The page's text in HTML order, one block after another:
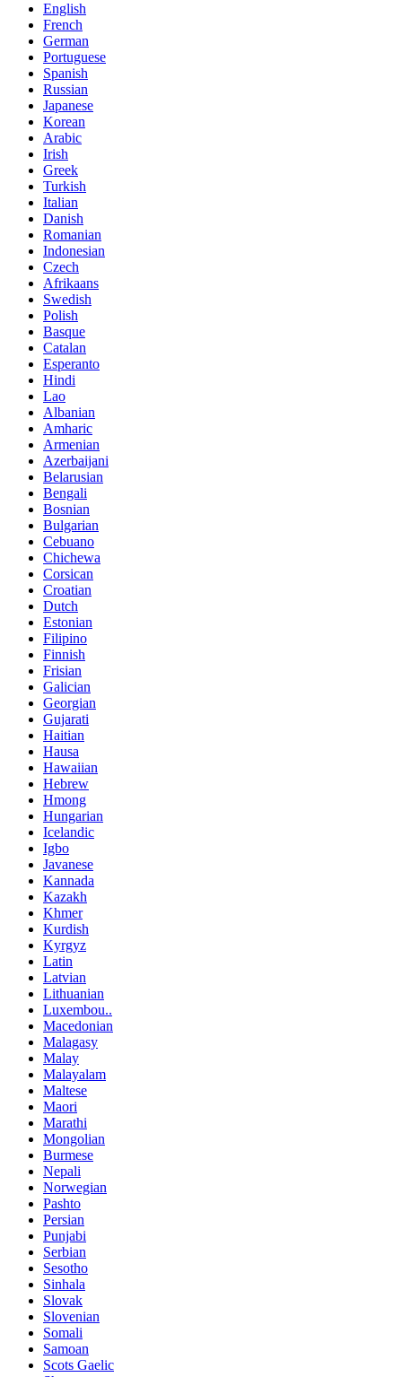
English
French
German
Portuguese
Spanish
Russian
Japanese
Korean
Arabic
Irish
Greek
Turkish
Italian
Danish
Romanian
Indonesian
Czech
Afrikaans
Swedish
Polish
Basque
Catalan
Esperanto
Hindi
Lao
Albanian
Amharic
Armenian
Azerbaijani
Belarusian
Bengali
Bosnian
Bulgarian
Cebuano
Chichewa
Corsican
Croatian
Dutch
Estonian
Filipino
Finnish
Frisian
Galician
Georgian
Gujarati
Haitian
Hausa
Hawaiian
Hebrew
Hmong
Hungarian
Icelandic
Igbo
Javanese
Kannada
Kazakh
Khmer
Kurdish
Kyrgyz
Latin
Latvian
Lithuanian
Luxembou..
Macedonian
Malagasy
Malay
Malayalam
Maltese
Maori
Marathi
Mongolian
Burmese
Nepali
Norwegian
Pashto
Persian
Punjabi
Serbian
Sesotho
Sinhala
Slovak
Slovenian
Somali
Samoan
Scots Gaelic